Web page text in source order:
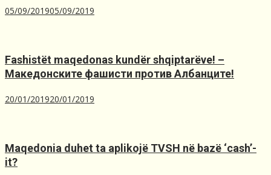
05/09/201905/09/2019
Fashistët maqedonas kundër shqiptarëve! –
Македонските фашисти против Албанците!
20/01/201920/01/2019
Maqedonia duhet ta aplikojë TVSH nё bazё ‘cash’-
it?